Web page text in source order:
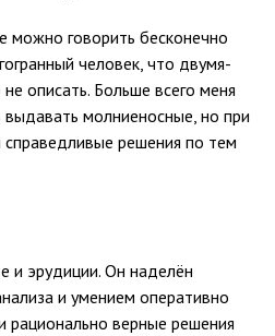
можно говорить бесконечно
человек, что двумя-
описать. Больше всего меня
выдавать молниеносные, но при
справедливые решения по тем
и эрудиции. Он наделён
и умением оперативно
рационально верные решения